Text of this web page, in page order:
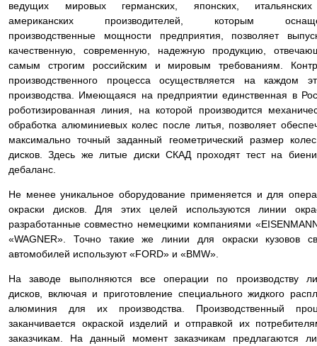
ведущих мировых германских, японских,
американских производителей, которым
производственные мощности предприятия, позволяет
качественную, современную, надежную продукцию,
самым строгим российским и мировым требованиям.
производственного процесса осуществляется на каждом
производства. Имеющаяся на предприятии единственная в
роботизированная линия, на которой производится
обработка алюминиевых колес после литья, позволяет
максимально точный заданный геометрический размер
дисков. Здесь же литые диски СКАД проходят тест на
дебаланс.
Не менее уникальное оборудование применяется и для
окраски дисков. Для этих целей используются линии
разработанные совместно немецкими компаниями
«WAGNER». Точно такие же линии для окраски кузовов
автомобилей используют «FORD» и «BMW».
На заводе выполняются все операции по производству
дисков, включая и приготовление специального жидкого
алюминия для их производства. Производственный
заканчивается окраской изделий и отправкой их
заказчикам. На данный момент заказчикам предлагаются